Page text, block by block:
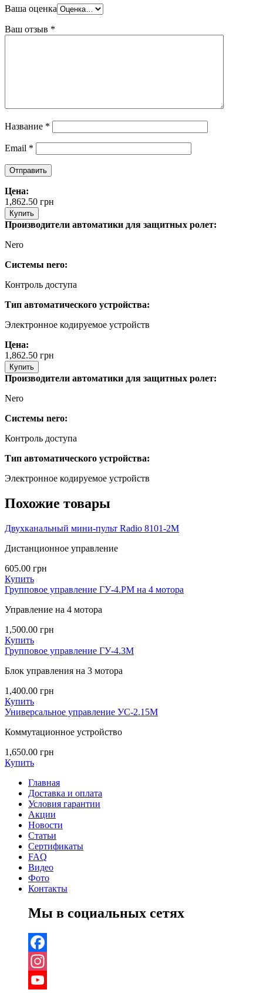
Ваша оценка
Ваш отзыв *
Название *
Email *
Цена:
1,862.50 грн
Купить
Производители автоматики для защитных ролет:
Nero
Системы nero:
Контроль доступа
Тип автоматического устройства:
Электронное кодируемое устройств
Цена:
1,862.50 грн
Купить
Производители автоматики для защитных ролет:
Nero
Системы nero:
Контроль доступа
Тип автоматического устройства:
Электронное кодируемое устройств
Похожие товары
Двухканальный мини-пульт Radio 8101-2M
Дистанционное управление
605.00 грн
Купить
Групповое управление ГУ-4.РМ на 4 мотора
Управление на 4 мотора
1,500.00 грн
Купить
Групповое управление ГУ-4.3М
Блок управления на 3 мотора
1,400.00 грн
Купить
Универсальное управление УС-2.15M
Коммутационное устройство
1,650.00 грн
Купить
Главная
Доставка и оплата
Условия гарантии
Акции
Новости
Статьи
Сертификаты
FAQ
Видео
Фото
Контакты
Мы в социальных сетях
Facebook
Instagram